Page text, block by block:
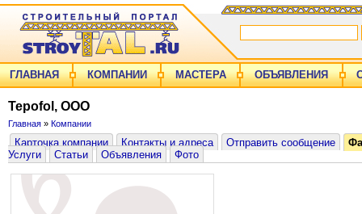
ГЛАВНАЯ КОМПАНИИ МАСТЕРА ОБЪЯВЛЕНИЯ
Tepofol, ООО
Главная » Компании
Карточка компании Контакты и адреса Отправить сообщение
Услуги
Статьи Объявления Фото